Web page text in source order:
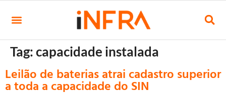
Tag:capacidade instalada
Leilão de baterias atrai cadastro superior
a toda a capacidade do SIN